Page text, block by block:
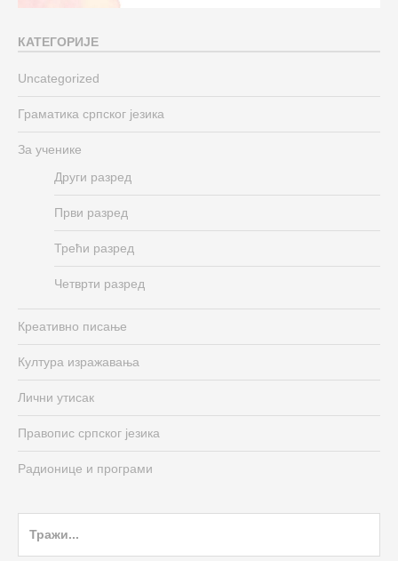
КАТЕГОРИЈЕ
Uncategorized
Граматика српског језика
За ученике
Други разред
Први разред
Трећи разред
Четврти разред
Креативно писање
Култура изражавања
Лични утисак
Правопис српског језика
Радионице и програми